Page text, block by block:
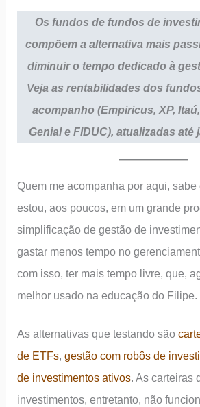
Os fundos de fundos de
compõem a alternativa mais
diminuir o tempo dedicado à
Veja as rentabilidades dos
acompanho (Empiricus, XP,
Genial e FIDUC), atualizadas até
Quem me acompanha por aqui,
estou, aos poucos, em um grande
simplificação de gestão de
gastar menos tempo no
com isso, ter mais tempo livre, que,
melhor usado na educação do Filipe.
As alternativas que testando são
de ETFs,gestão com robôs de
de investimentos ativos. As carteiras
investimentos, entretanto, não